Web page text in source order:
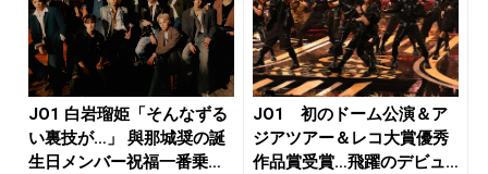
JO1 白岩瑠姫「そんなずる
い裏技が…」 與那城奨の誕
生日メンバー祝福一番乗り
JO1 初のドーム公演＆ア
ジアツアー＆レコ大賞優秀
作品賞受賞…飛躍のデビュ